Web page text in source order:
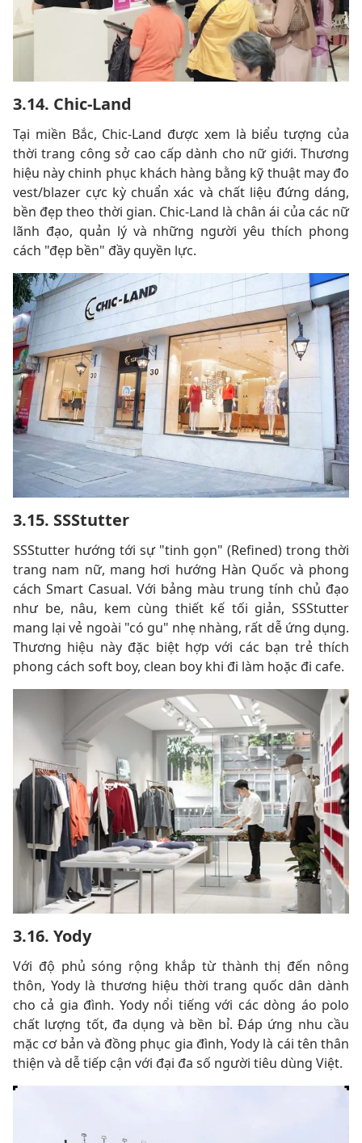
3.14. Chic-Land
Tại miền Bắc, Chic-Land được xem là biểu tượng của
thời trang công sở cao cấp dành cho nữ giới. Thương
hiệu này chinh phục khách hàng bằng kỹ thuật may đo
vest/blazer cực kỳ chuẩn xác và chất liệu đứng dáng,
bền đẹp theo thời gian. Chic-Land là chân ái của các nữ
lãnh đạo, quản lý và những người yêu thích phong
cách "đẹp bền" đầy quyền lực.
3.15. SSStutter
SSStutter hướng tới sự "tinh gọn" (Refined) trong thời
trang nam nữ, mang hơi hướng Hàn Quốc và phong
cách Smart Casual. Với bảng màu trung tính chủ đạo
như be, nâu, kem cùng thiết kế tối giản, SSStutter
mang lại vẻ ngoài "có gu" nhẹ nhàng, rất dễ ứng dụng.
Thương hiệu này đặc biệt hợp với các bạn trẻ thích
phong cách soft boy, clean boy khi đi làm hoặc đi cafe.
3.16. Yody
Với độ phủ sóng rộng khắp từ thành thị đến nông
thôn, Yody là thương hiệu thời trang quốc dân dành
cho cả gia đình. Yody nổi tiếng với các dòng áo polo
chất lượng tốt, đa dụng và bền bỉ. Đáp ứng nhu cầu
mặc cơ bản và đồng phục gia đình, Yody là cái tên thân
thiện và dễ tiếp cận với đại đa số người tiêu dùng Việt.